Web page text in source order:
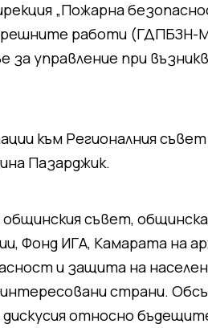
„Пожарна
работи (ГДПБЗН-
управление при
към Регионалния
Пазарджик.
съвет, общинска
Фонд ИГА, Камарата на
и защита на
страни.
относно